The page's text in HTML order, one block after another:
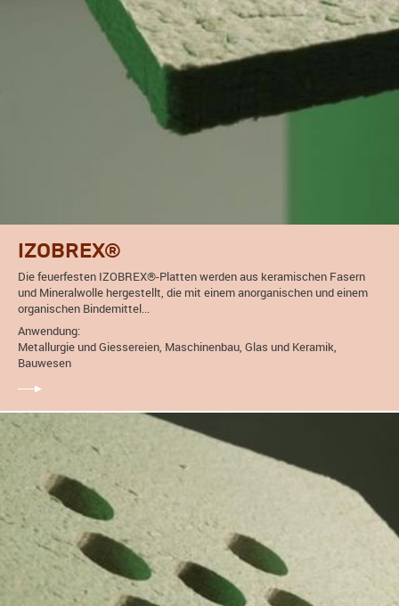
IZOBREX®
Die feuerfesten IZOBREX®-Platten werden aus keramischen Fasern
und Mineralwolle hergestellt, die mit einem anorganischen und einem
organischen Bindemittel...
Anwendung:
Metallurgie und Giessereien, Maschinenbau, Glas und Keramik,
Bauwesen